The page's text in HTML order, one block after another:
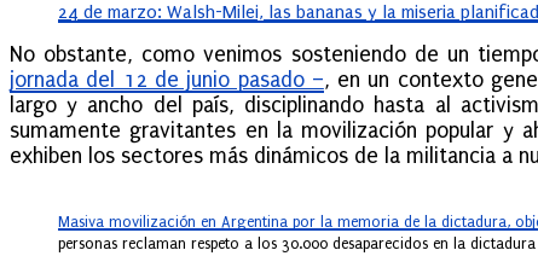
24 de marzo: Walsh-Milei, las bananas y la miseria
No obstante, como venimos sosteniendo de un
jornada del 12 de junio pasado –, en un contexto
largo y ancho del país, disciplinando hasta al
sumamente gravitantes en la movilización popular y
exhiben los sectores más dinámicos de la militancia a
Masiva movilización en Argentina por la memoria de la dictadura,
personas reclaman respeto a los 30.000 desaparecidos en la